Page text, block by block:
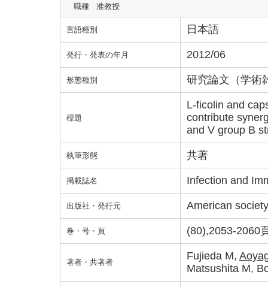
職種
准教授
言語種別 日本語
発行・発表の年月 2012/06
形態種別 研究論文（学術
標題
L-ficolin and
contribute
and V group B
執筆形態 共著
掲載誌名 Infection and
出版社・発行元 American
巻・号・頁 (80),2053-2060
著者・共著者
Fujieda M,
Matsushita M,